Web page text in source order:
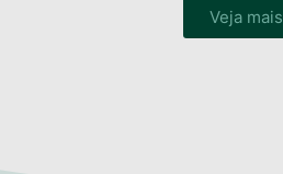
Veja mais